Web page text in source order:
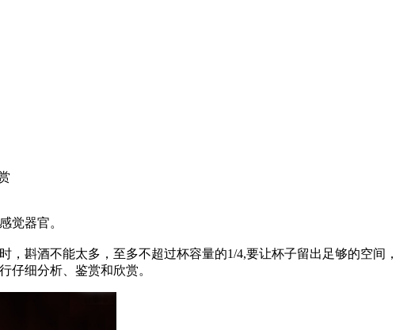
觉器官。
斟酒不能太多，至多不超过杯容量的1/4,要让杯子留出足够的空间，
仔细分析、鉴赏和欣赏。